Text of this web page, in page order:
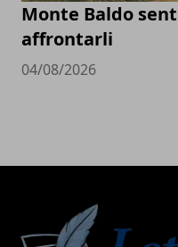
Monte Baldo
affrontarli
04/08/2026